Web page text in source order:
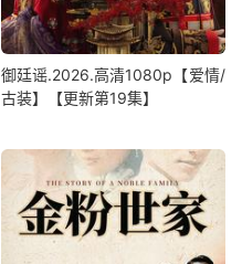
御廷谣.2026.高清1080p【爱情/
古装】【更新第19集】